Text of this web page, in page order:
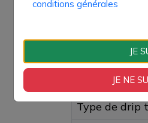
Type de
Type d'airflow
Type de drip
conditions générales
JE
JE NE